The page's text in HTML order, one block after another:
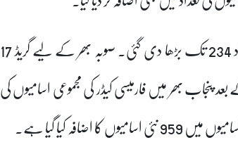
صوبہ بھر میں گریڈ 18 میں ڈپٹی ڈرگ کنٹرولر کی اسامیوں کی تعداد 234 تک بڑھا دی گئی۔ صوبہ بھر کے لیے گریڈ 17
کے بعد پنجاب بھر میں فارمیسی کیڈر کی مجموعی اسامیوں کی